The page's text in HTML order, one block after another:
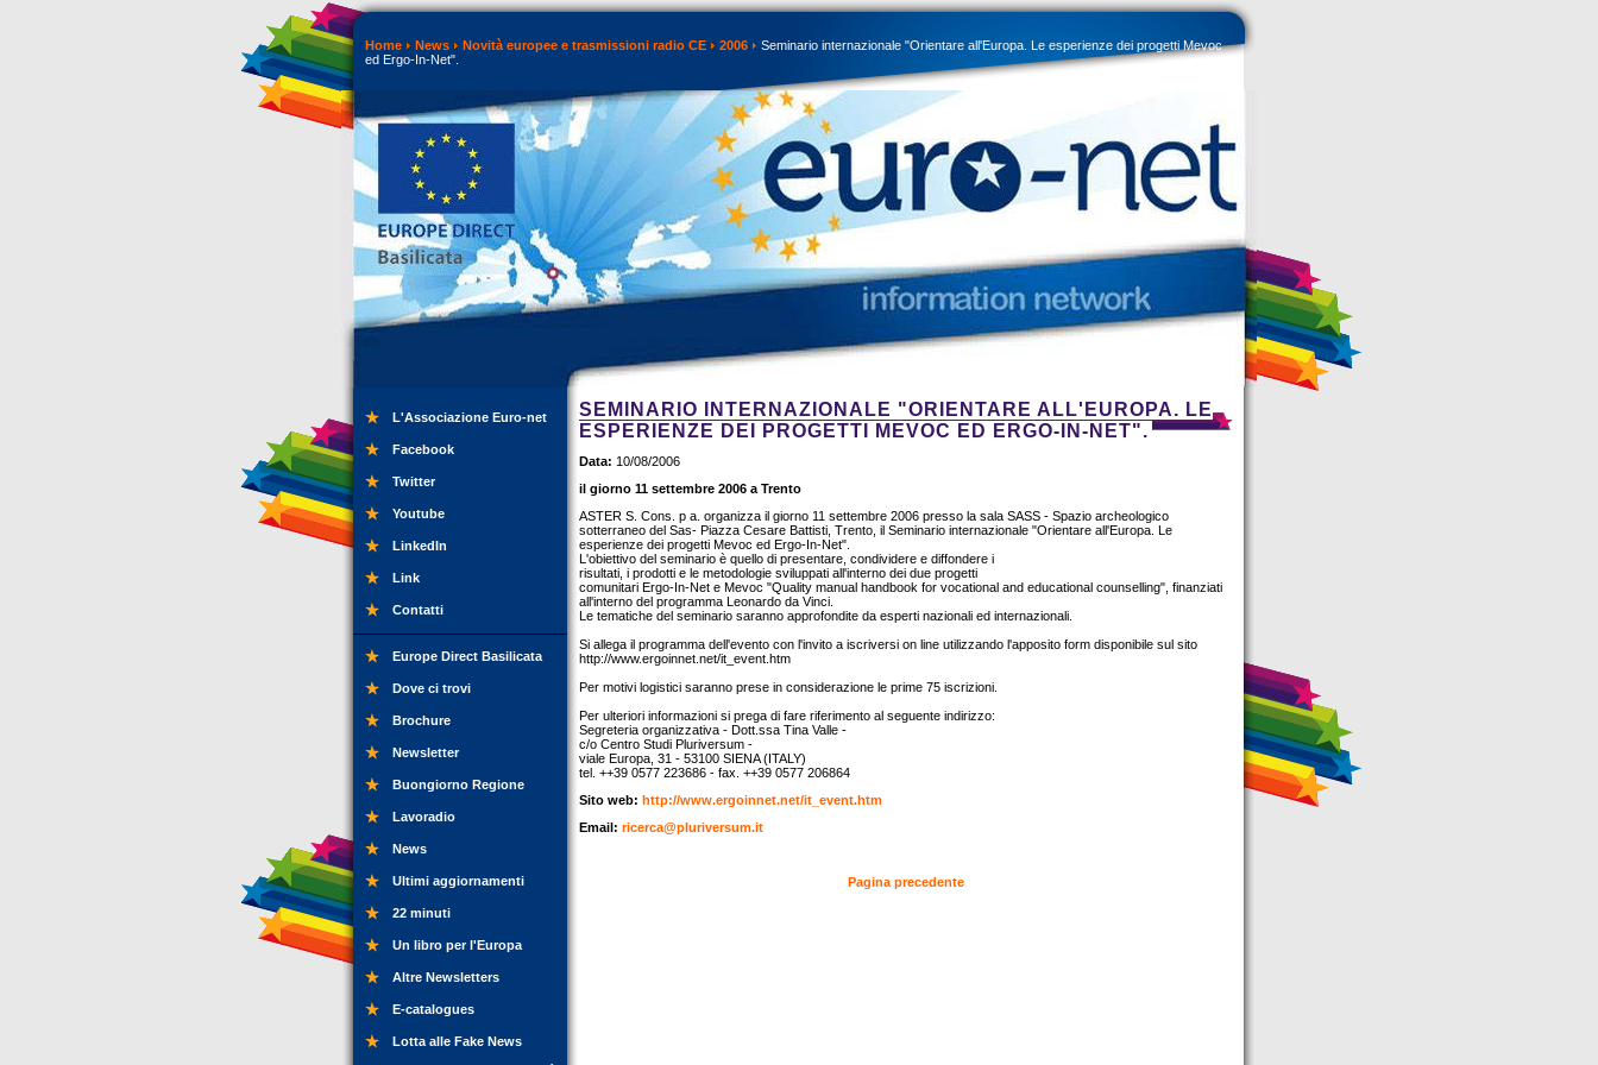
Home News Novità europee e trasmissioni radio CE 2006
Seminario internazionale "Orientare all'Europa. Le esperienze dei progetti Mevoc
ed Ergo-In-Net".
L'Associazione Euro-net
Facebook
Twitter
Youtube
LinkedIn
Link
Contatti
Europe Direct Basilicata
Dove ci trovi
Brochure
Newsletter
Buongiorno Regione
Lavoradio
News
Ultimi aggiornamenti
22 minuti
Un libro per l'Europa
Altre Newsletters
E-catalogues
Lotta alle Fake News
SEMINARIO INTERNAZIONALE "ORIENTARE ALL'EUROPA. LE
ESPERIENZE DEI PROGETTI MEVOC ED ERGO-IN-NET".
Data: 10/08/2006
il giorno 11 settembre 2006 a Trento
ASTER S. Cons. p a. organizza il giorno 11 settembre 2006 presso la sala SASS - Spazio archeologico
sotterraneo del Sas- Piazza Cesare Battisti, Trento, il Seminario internazionale "Orientare all'Europa. Le
esperienze dei progetti Mevoc ed Ergo-In-Net".
L'obiettivo del seminario è quello di presentare, condividere e diffondere i
risultati, i prodotti e le metodologie sviluppati all'interno dei due progetti
comunitari Ergo-In-Net e Mevoc "Quality manual handbook for vocational and educational counselling", finanziati
all'interno del programma Leonardo da Vinci.
Le tematiche del seminario saranno approfondite da esperti nazionali ed internazionali.
Si allega il programma dell'evento con l'invito a iscriversi on line utilizzando l'apposito form disponibile sul sito
http://www.ergoinnet.net/it_event.htm
Per motivi logistici saranno prese in considerazione le prime 75 iscrizioni.
Per ulteriori informazioni si prega di fare riferimento al seguente indirizzo:
Segreteria organizzativa - Dott.ssa Tina Valle -
c/o Centro Studi Pluriversum -
viale Europa, 31 - 53100 SIENA (ITALY)
tel. ++39 0577 223686 - fax. ++39 0577 206864
Sito web: http://www.ergoinnet.net/it_event.htm
Email: ricerca@pluriversum.it
Pagina precedente